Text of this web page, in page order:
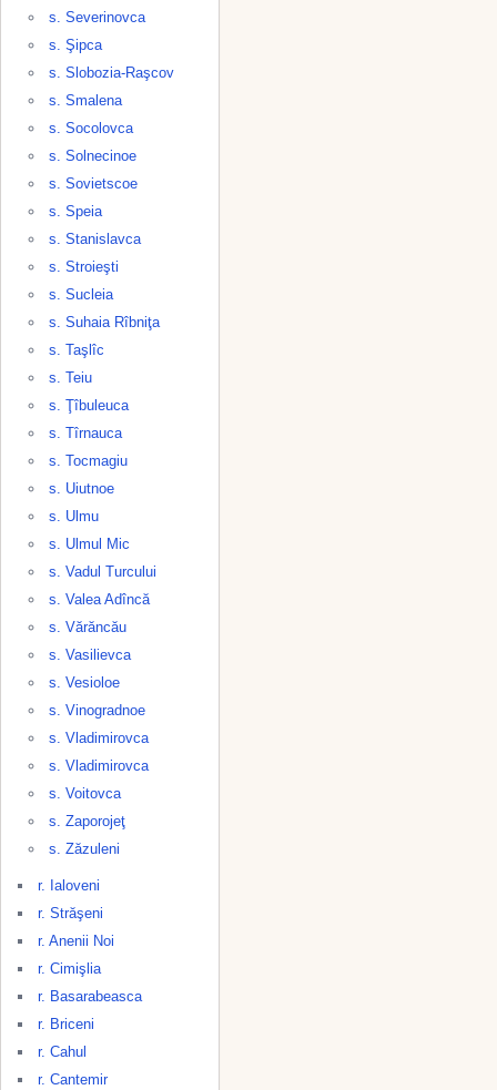
s. Severinovca
s. Şipca
s. Slobozia-Raşcov
s. Smalena
s. Socolovca
s. Solnecinoe
s. Sovietscoe
s. Speia
s. Stanislavca
s. Stroieşti
s. Sucleia
s. Suhaia Rîbniţa
s. Taşlîc
s. Teiu
s. Ţîbuleuca
s. Tîrnauca
s. Tocmagiu
s. Uiutnoe
s. Ulmu
s. Ulmul Mic
s. Vadul Turcului
s. Valea Adîncă
s. Vărăncău
s. Vasilievca
s. Vesioloe
s. Vinogradnoe
s. Vladimirovca
s. Vladimirovca
s. Voitovca
s. Zaporojeţ
s. Zăzuleni
r. Ialoveni
r. Străşeni
r. Anenii Noi
r. Cimişlia
r. Basarabeasca
r. Briceni
r. Cahul
r. Cantemir